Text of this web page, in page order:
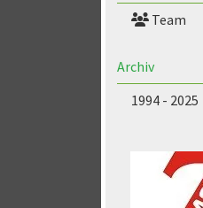
Team
Archiv
1994 - 2025